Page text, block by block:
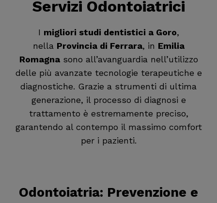
Servizi Odontoiatrici
I migliori studi dentistici a Goro,
nella Provincia di Ferrara, in Emilia
Romagnasono all’avanguardia nell’utilizzo
delle più avanzate tecnologie terapeutiche e
diagnostiche. Grazie a strumenti di ultima
generazione, il processo di diagnosi e
trattamento è estremamente preciso,
garantendo al contempo il massimo comfort
per i pazienti.
Odontoiatria: Prevenzione e